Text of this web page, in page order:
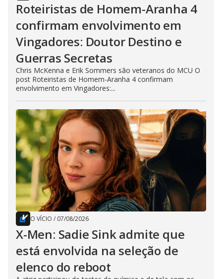
Roteiristas de Homem-Aranha 4
confirmam envolvimento em
Vingadores: Doutor Destino e
Guerras Secretas
Chris McKenna e Erik Sommers são veteranos do MCU O
post Roteiristas de Homem-Aranha 4 confirmam
envolvimento em Vingadores:...
O VÍCIO / 07/08/2026
X-Men: Sadie Sink admite que
está envolvida na seleção de
elenco do reboot